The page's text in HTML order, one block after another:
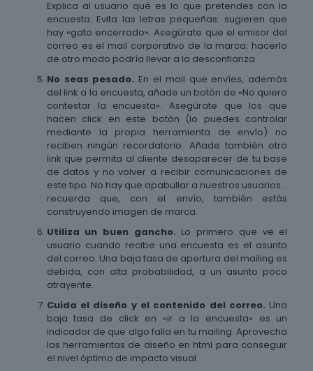
Explica al usuario qué es lo que pretendes con la
encuesta. Evita las letras pequeñas: sugieren que
hay «gato encerrado». Asegúrate que el emisor del
correo es el mail corporativo de la marca; hacerlo
de otro modo podría llevar a la desconfianza.
No seas pesado. En el mail que envíes, además
del link a la encuesta, añade un botón de «No quiero
contestar la encuesta». Asegúrate que los que
hacen click en este botón (lo puedes controlar
mediante la propia herramienta de envío) no
reciben ningún recordatorio. Añade también otro
link que permita al cliente desaparecer de tu base
de datos y no volver a recibir comunicaciones de
este tipo. No hay que apabullar a nuestros usuarios…
recuerda que, con el envío, también estás
construyendo imagen de marca.
Utiliza un buen gancho. Lo primero que ve el
usuario cuando recibe una encuesta es el asunto
del correo. Una baja tasa de apertura del mailing es
debida, con alta probabilidad, a un asunto poco
atrayente.
Cuida el diseño y el contenido del correo. Una
baja tasa de click en «ir a la encuesta» es un
indicador de que algo falla en tu mailing. Aprovecha
las herramientas de diseño en html para conseguir
el nivel óptimo de impacto visual.